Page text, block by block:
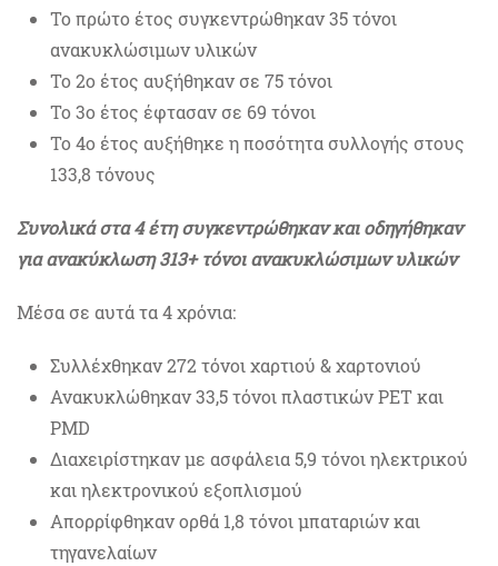
Το πρώτο έτος συγκεντρώθηκαν 35 τόνοι
ανακυκλώσιμων υλικών
Το 2ο έτος αυξήθηκαν σε 75 τόνοι
Το 3ο έτος έφτασαν σε 69 τόνοι
Το 4ο έτος αυξήθηκε η ποσότητα συλλογής στους
133,8 τόνους
Συνολικά στα 4 έτη συγκεντρώθηκαν και οδηγήθηκαν
για ανακύκλωση 313+ τόνοι ανακυκλώσιμων υλικών
Μέσα σε αυτά τα 4 χρόνια:
Συλλέχθηκαν 272 τόνοι χαρτιού & χαρτονιού
Ανακυκλώθηκαν 33,5 τόνοι πλαστικών PET και
PMD
Διαχειρίστηκαν με ασφάλεια 5,9 τόνοι ηλεκτρικού
και ηλεκτρονικού εξοπλισμού
Απορρίφθηκαν ορθά 1,8 τόνοι μπαταριών και
τηγανελαίων